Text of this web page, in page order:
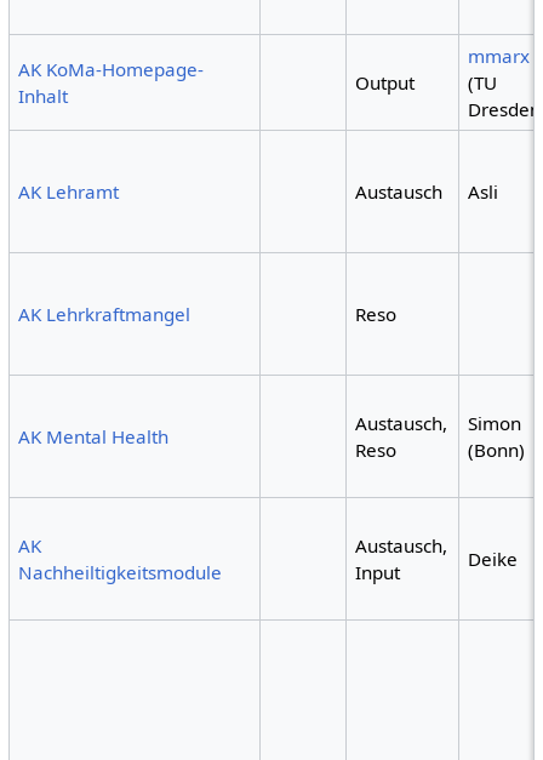
AK KoMa-Homepage-
Inhalt
Output
mmarx
(TU
AK Lehramt Austausch Asli
AK Lehrkraftmangel Reso
AK Mental Health
Austausch,
Reso
Simon
(Bonn)
AK
Nachheiltigkeitsmodule
Austausch,
Input
Deike